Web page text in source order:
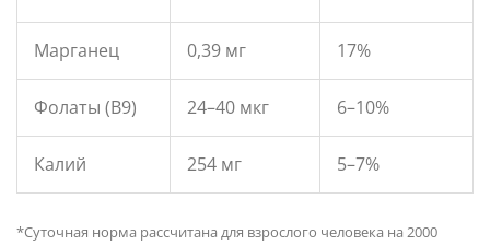
Марганец 0,39 мг 17%
Фолаты (B9) 24–40 мкг 6–10%
Калий 254 мг 5–7%
*Суточная норма рассчитана для взрослого человека на 2000